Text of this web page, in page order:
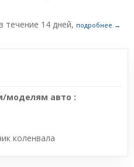
течение 14 дней, подробнее →
моделям авто :
коленвала